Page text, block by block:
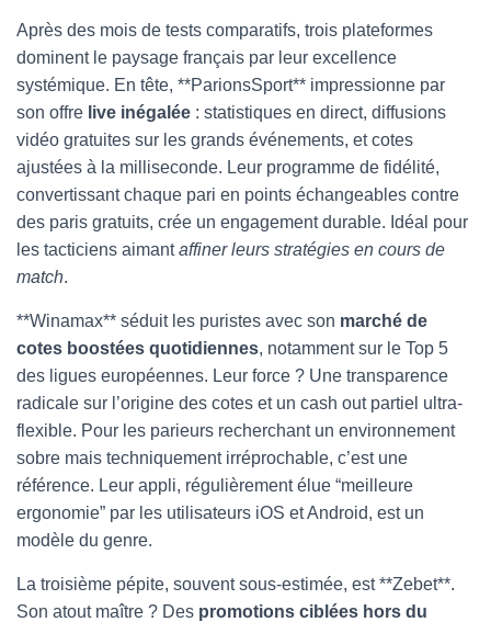
Après des mois de tests comparatifs, trois plateformes
dominent le paysage français par leur excellence
systémique. En tête, **ParionsSport** impressionne par
son offre live inégalée : statistiques en direct, diffusions
vidéo gratuites sur les grands événements, et cotes
ajustées à la milliseconde. Leur programme de fidélité,
convertissant chaque pari en points échangeables contre
des paris gratuits, crée un engagement durable. Idéal pour
les tacticiens aimantaffiner leurs stratégies en cours de
match.
**Winamax** séduit les puristes avec son marché de
cotes boostées quotidiennes, notamment sur le Top 5
des ligues européennes. Leur force ? Une transparence
radicale sur l’origine des cotes et un cash out partiel ultra-
flexible. Pour les parieurs recherchant un environnement
sobre mais techniquement irréprochable, c’est une
référence. Leur appli, régulièrement élue “meilleure
ergonomie” par les utilisateurs iOS et Android, est un
modèle du genre.
La troisième pépite, souvent sous-estimée, est **Zebet**.
Son atout maître ? Des promotions ciblées hors du